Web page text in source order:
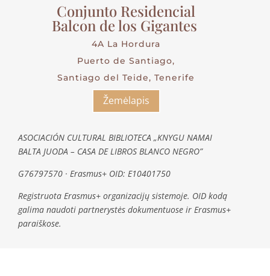
Conjunto Residencial
Balcon de los Gigantes
4A La Hordura
Puerto de Santiago,
Santiago del Teide, Tenerife
Žemėlapis
ASOCIACIÓN CULTURAL BIBLIOTECA „KNYGU NAMAI
BALTA JUODA – CASA DE LIBROS BLANCO NEGRO”
G76797570 · Erasmus+ OID: E10401750
Registruota Erasmus+ organizacijų sistemoje. OID kodą
galima naudoti partnerystės dokumentuose ir Erasmus+
paraiškose.